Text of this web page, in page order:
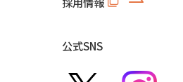
公式SNS